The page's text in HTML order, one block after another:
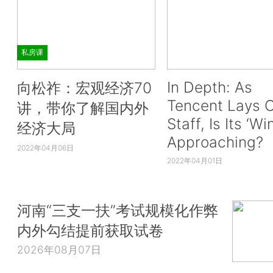
私房课
向松祚：宏观经济70
讲，带你了解国内外
经济大局
2022年04月06日
In Depth: As
Tencent Lays
Staff, Is Its
Approaching?
2022年04月01日
河南“三支一扶”考试规模化作弊
内外勾结提前获取试卷
2026年08月07日